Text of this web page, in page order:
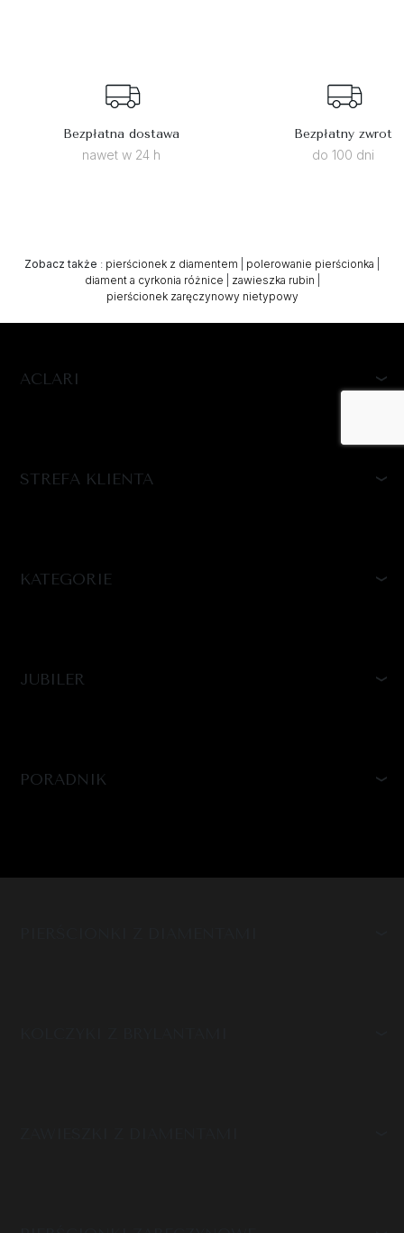
Bezpłatna dostawa
nawet w 24 h
Bezpłatny zwrot
do 100 dni
Zobacz także : pierścionek z diamentem polerowanie pierścionka
diament a cyrkonia różnice
zawieszka rubin
pierścionek zaręczynowy nietypowy
ACLARI
STREFA KLIENTA
KATEGORIE
JUBILER
PORADNIK